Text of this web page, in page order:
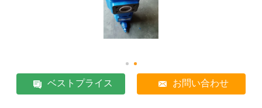
ベストプライス お問い合わせ